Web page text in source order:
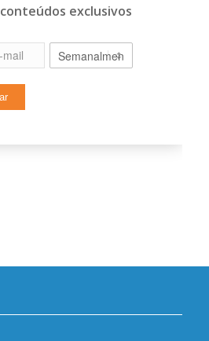
conteúdos exclusivos